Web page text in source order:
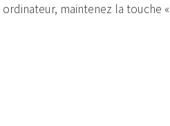
maintenez la touche «